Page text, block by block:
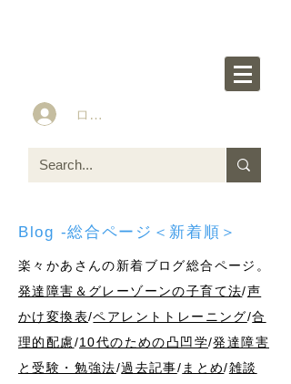
ログイン
Blog -総合ページ＜新着順＞
楽々かあさんの新着ブログ総合ページ。
発達障害＆グレーゾーンの子育て法/声
かけ変換表/ペアレントトレーニング/合
理的配慮/10代のための凸凹学/発達障害
と受験・勉強法/過去記事/ まとめ/雑談